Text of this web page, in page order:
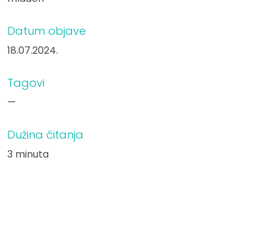
Datum objave
18.07.2024.
Tagovi
—
Dužina čitanja
3 minuta